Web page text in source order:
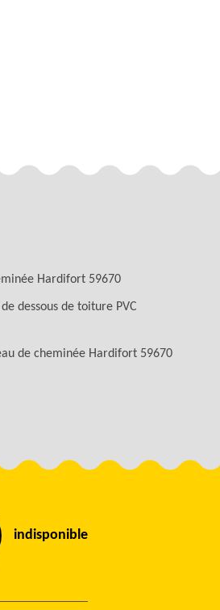
Hardifort 59670
dessous de toiture PVC
de cheminée Hardifort 59670
indisponible